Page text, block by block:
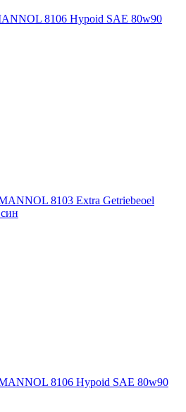
8106 Hypoid SAE 80w90
8103 Extra Getriebeoel
8106 Hypoid SAE 80w90